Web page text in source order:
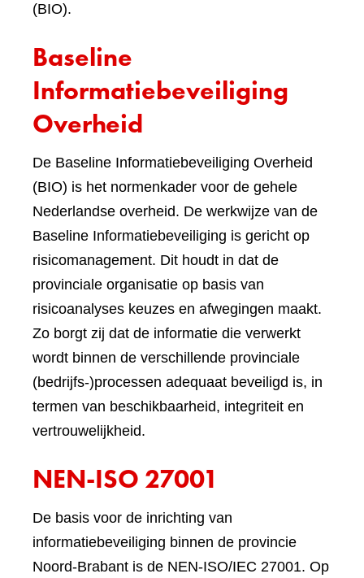
(BIO).
Baseline
Informatiebeveiliging
Overheid
De Baseline Informatiebeveiliging Overheid
(BIO) is het normenkader voor de gehele
Nederlandse overheid. De werkwijze van de
Baseline Informatiebeveiliging is gericht op
risicomanagement. Dit houdt in dat de
provinciale organisatie op basis van
risicoanalyses keuzes en afwegingen maakt.
Zo borgt zij dat de informatie die verwerkt
wordt binnen de verschillende provinciale
(bedrijfs-)processen adequaat beveiligd is, in
termen van beschikbaarheid, integriteit en
vertrouwelijkheid.
NEN-ISO 27001
De basis voor de inrichting van
informatiebeveiliging binnen de provincie
Noord-Brabant is de NEN-ISO/IEC 27001. Op